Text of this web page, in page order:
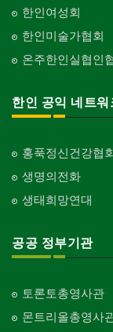
한인여성회
한인미술가협회
온주한인실협인
한인 공익 네트워
홍푹정신건강협
생명의전화
생태희망연대
공공 정부기관
토론토총영사관
몬트리올총영사